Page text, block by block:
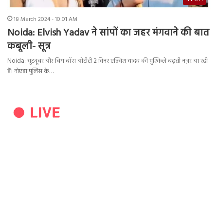
18 March 2024 - 10:01 AM
Noida: Elvish Yadav ने सांपों का जहर मंगवाने की बात
कबूली- सूत्र
Noida: यूट्यूबर और बिग बॉस ओटीटी 2 विनर एल्विश यादव की मुश्किलें बढ़ती नज़र आ रही
हैं। नोएडा पुलिस के…